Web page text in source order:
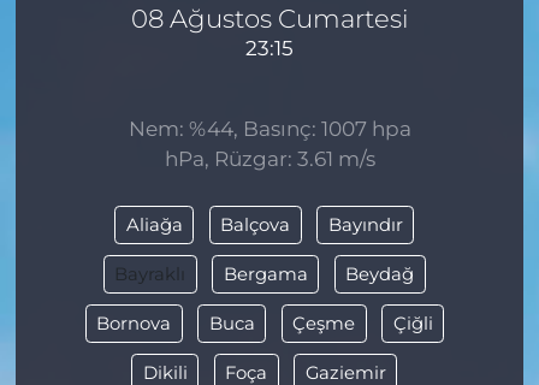
08 Ağustos Cumartesi
23:15
Nem: %44, Basınç: 1007 hpa
hPa, Rüzgar: 3.61 m/s
Aliağa Balçova Bayındır
Bayraklı Bergama Beydağ
Bornova Buca Çeşme Çiğli
Dikili Foça Gaziemir